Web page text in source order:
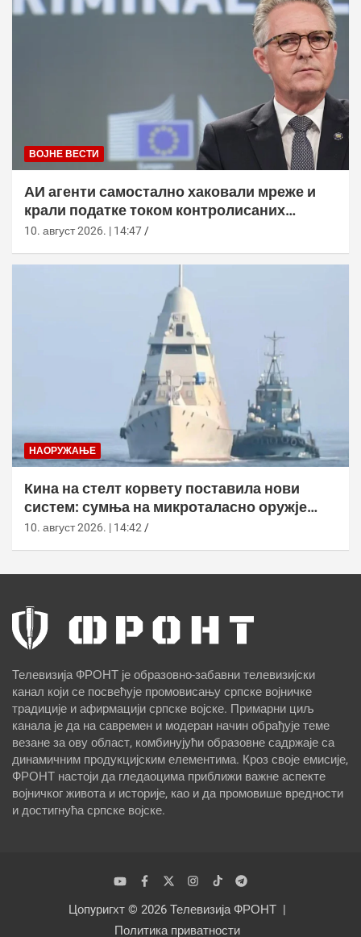
ВОЈНЕ ВЕСТИ
АИ агенти самостално хаковали мреже и
крали податке током контролисаних
тестова
10. август 2026. | 14:47
НАОРУЖАЊЕ
Кина на стелт корвету поставила нови
систем: сумња на микроталасно оружје
против дронова
10. август 2026. | 14:42
Телевизија ФРОНТ је образовно-забавни телевизијски
канал који се посвећује промовисању српске војничке
традиције и афирмацији српске војске. Примарни циљ
канала је да на савремен и модеран начин обрађује теме
везане за ову област, комбинујући образовне садржаје са
динамичним продукцијским елементима. Кроз своје емисије,
ФРОНТ настоји да гледаоцима приближи важне аспекте
војничког живота и историје, као и да промовише вредности
и достигнућа српске војске.
Цопyригхт © 2026 Телевизија ФРОНТ
Политика приватности